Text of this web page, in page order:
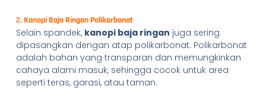
2. Kanopi Baja Ringan Polikarbonat
Selain spandek, kanopi baja ringan juga sering
dipasangkan dengan atap polikarbonat. Polikarbonat
adalah bahan yang transparan dan memungkinkan
cahaya alami masuk, sehingga cocok untuk area
seperti teras, garasi, atau taman.